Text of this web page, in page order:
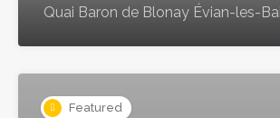
Quai Baron de Blonay Évian-les-
Featured